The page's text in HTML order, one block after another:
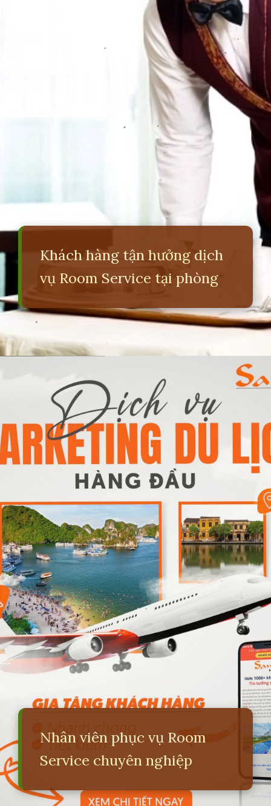
Khách hàng tận hưởng dịch
vụ Room Service tại phòng
Nhân viên phục vụ Room
Service chuyên nghiệp